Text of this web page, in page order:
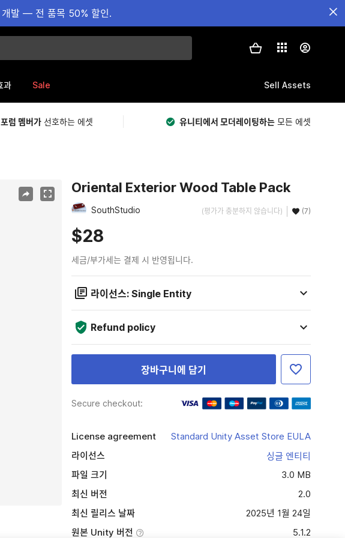
개발 — 전 품목 50% 할인.
과 Sale Sell Assets
럼 멤버가 선호하는 에셋 유니티에서 모더레이팅하는 모든 에셋
Oriental Exterior Wood Table Pack
SouthStudio (평가가 충분하지 않습니다) (7)
$28
세금/부가세는 결제 시 반영됩니다.
라이선스: Single Entity
Refund policy
장바구니에 담기
Secure checkout:
License agreement
Standard Unity Asset Store EULA
라이선스
싱글 엔티티
파일 크기
3.0 MB
최신 버전
2.0
최신 릴리스 날짜
2025년 1월 24일
원본 Unity 버전
5.1.2